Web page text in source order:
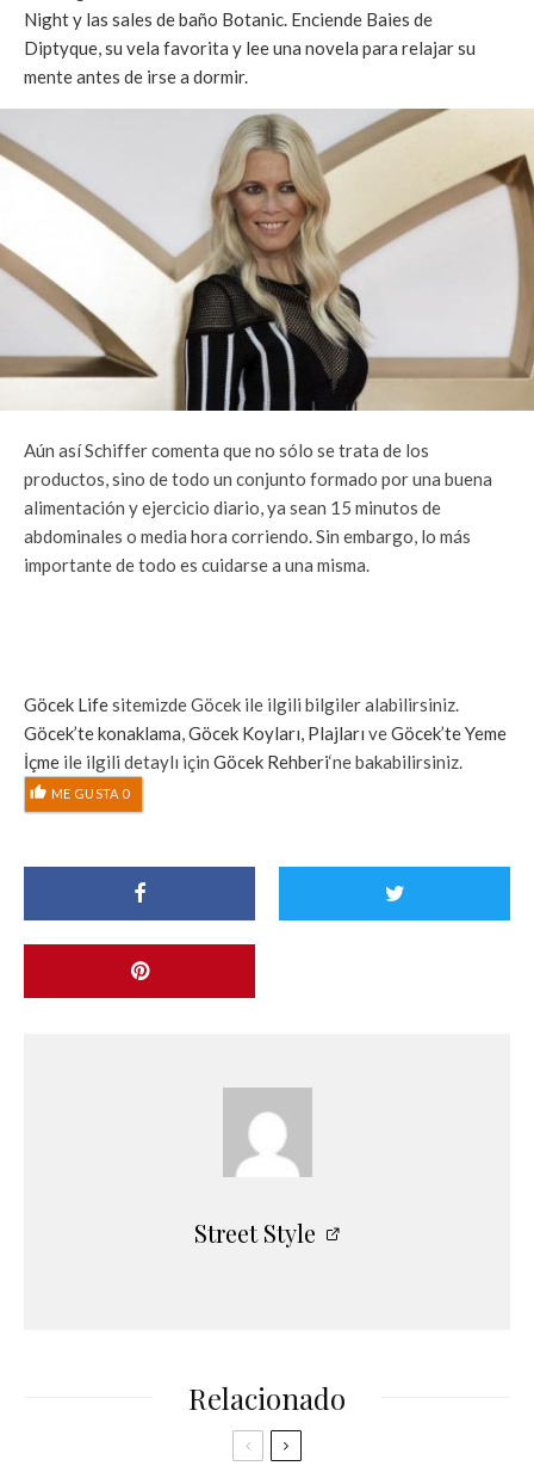
Night y las sales de baño Botanic. Enciende Baies de
Diptyque, su vela favorita y lee una novela para relajar su
mente antes de irse a dormir.
Aún así Schiffer comenta que no sólo se trata de los
productos, sino de todo un conjunto formado por una buena
alimentación y ejercicio diario, ya sean 15 minutos de
abdominales o media hora corriendo. Sin embargo, lo más
importante de todo es cuidarse a una misma.
Göcek Lifesitemizde Göcek ile ilgili bilgiler alabilirsiniz.
Göcek’te konaklama,Göcek Koyları, Plajları veGöcek’te Yeme
İçme ile ilgili detaylı için Göcek Rehberi‘ne bakabilirsiniz.
ME GUSTA 0
Street Style
Relacionado